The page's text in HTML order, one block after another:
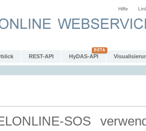
Hilfe
REST-API HyDAS-API
SOS